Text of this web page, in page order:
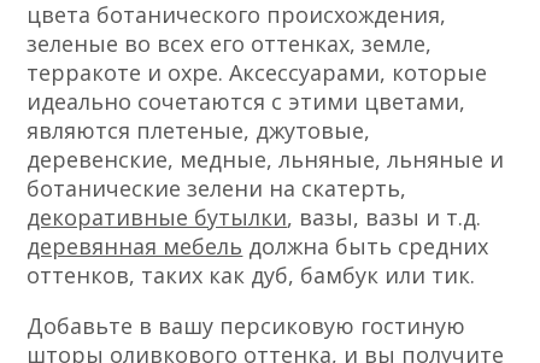
цвета ботанического происхождения,
зеленые во всех его оттенках, земле,
терракоте и охре. Аксессуарами, которые
идеально сочетаются с этими цветами,
являются плетеные, джутовые,
деревенские, медные, льняные, льняные и
ботанические зелени на скатерть,
декоративные бутылки, вазы, вазы и т.д.
деревянная мебель должна быть средних
оттенков, таких как дуб, бамбук или тик.
Добавьте в вашу персиковую гостиную
шторы оливкового оттенка, и вы получите